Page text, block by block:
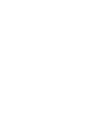
した。 発送も早く、